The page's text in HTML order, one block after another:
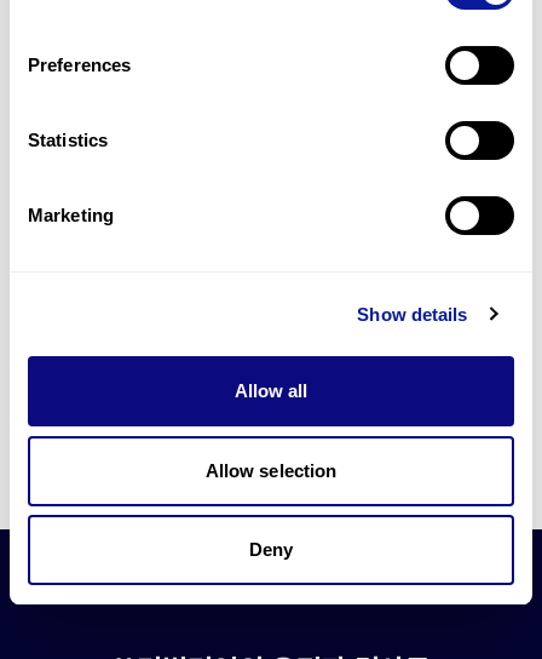
Preferences
Statistics
Marketing
Show details
Allow all
Allow selection
Deny
최신 유전학 정보 제공
블로그와 뉴스레터를 통해 최신 유전학 정보를 제공해 드립니다.
쓰리빌리언은 유전자 진단에 필요한 여러 기술의 개발과 도입에 힘쓰고 있습니
더 정확한 변이 해석과 높은 진단율을 위한 쓰리빌리언의 기술에 대해 알아보